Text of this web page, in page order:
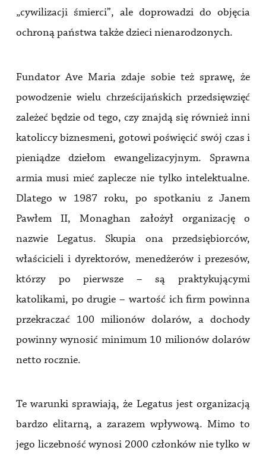
„cywilizacji śmierci”, ale doprowadzi do objęcia
ochroną państwa także dzieci nienarodzonych.
Fundator Ave Maria zdaje sobie też sprawę, że
powodzenie wielu chrześcijańskich przedsięwzięć
zależeć będzie od tego, czy znajdą się również inni
katoliccy biznesmeni, gotowi poświęcić swój czas i
pieniądze dziełom ewangelizacyjnym. Sprawna
armia musi mieć zaplecze nie tylko intelektualne.
Dlatego w 1987 roku, po spotkaniu z Janem
Pawłem II, Monaghan założył organizację o
nazwie Legatus. Skupia ona przedsiębiorców,
właścicieli i dyrektorów, menedżerów i prezesów,
którzy po pierwsze – są praktykującymi
katolikami, po drugie – wartość ich firm powinna
przekraczać 100 milionów dolarów, a dochody
powinny wynosić minimum 10 milionów dolarów
netto rocznie.
Te warunki sprawiają, że Legatus jest organizacją
bardzo elitarną, a zarazem wpływową. Mimo to
jego liczebność wynosi 2000 członków nie tylko w